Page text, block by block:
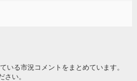
いる市況コメントをまとめています。
い。